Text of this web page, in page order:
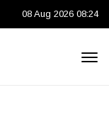
08 Aug 2026 08:24